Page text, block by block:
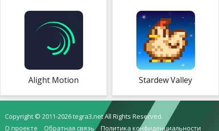
Alight Motion Stardew Valley
Copyright © 2011-2026 tegra3.net All Rights Reserved.
О проекте
Обратная связь Политика конфиденциальности